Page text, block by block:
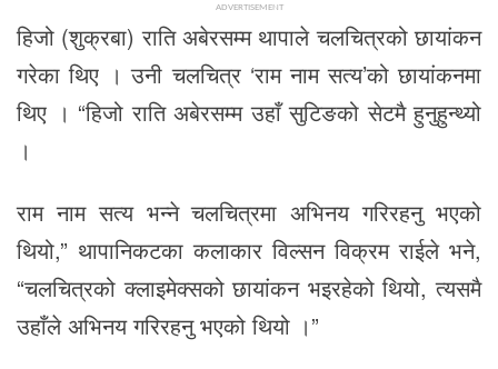
ADVERTISEMENT
हिजो (शुक्रबा) राति अबेरसम्म थापाले चलचित्रको छायांकन
गरेका थिए । उनी चलचित्र ‘राम नाम सत्य’को छायांकनमा
थिए । “हिजो राति अबेरसम्म उहाँ सुटिङको सेटमै हुनुहुन्थ्यो
।
राम नाम सत्य भन्ने चलचित्रमा अभिनय गरिरहनु भएको
थियो,” थापानिकटका कलाकार विल्सन विक्रम राईले भने,
“चलचित्रको क्लाइमेक्सको छायांकन भइरहेको थियो, त्यसमै
उहाँले अभिनय गरिरहनु भएको थियो ।”